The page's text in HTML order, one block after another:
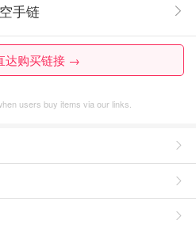
手链
达购买链接 →
users buy items via our links.